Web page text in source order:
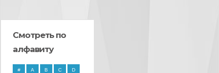
Смотреть по
алфавиту
# A B C D